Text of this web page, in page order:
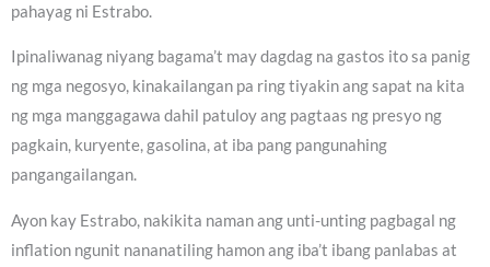
pahayag ni Estrabo.
Ipinaliwanag niyang bagama’t may dagdag na gastos ito sa panig
ng mga negosyo, kinakailangan pa ring tiyakin ang sapat na kita
ng mga manggagawa dahil patuloy ang pagtaas ng presyo ng
pagkain, kuryente, gasolina, at iba pang pangunahing
pangangailangan.
Ayon kay Estrabo, nakikita naman ang unti-unting pagbagal ng
inflation ngunit nananatiling hamon ang iba’t ibang panlabas at